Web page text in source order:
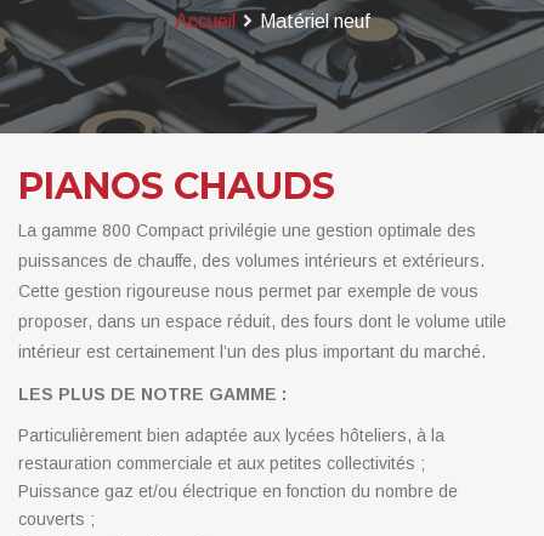
Accueil Matériel neuf
PIANOS CHAUDS
La gamme 800 Compact privilégie une gestion optimale des
puissances de chauffe, des volumes intérieurs et extérieurs.
Cette gestion rigoureuse nous permet par exemple de vous
proposer, dans un espace réduit, des fours dont le volume utile
intérieur est certainement l’un des plus important du marché.
LES PLUS DE NOTRE GAMME :
Particulièrement bien adaptée aux lycées hôteliers, à la
restauration commerciale et aux petites collectivités ;
Puissance gaz et/ou électrique en fonction du nombre de
couverts ;